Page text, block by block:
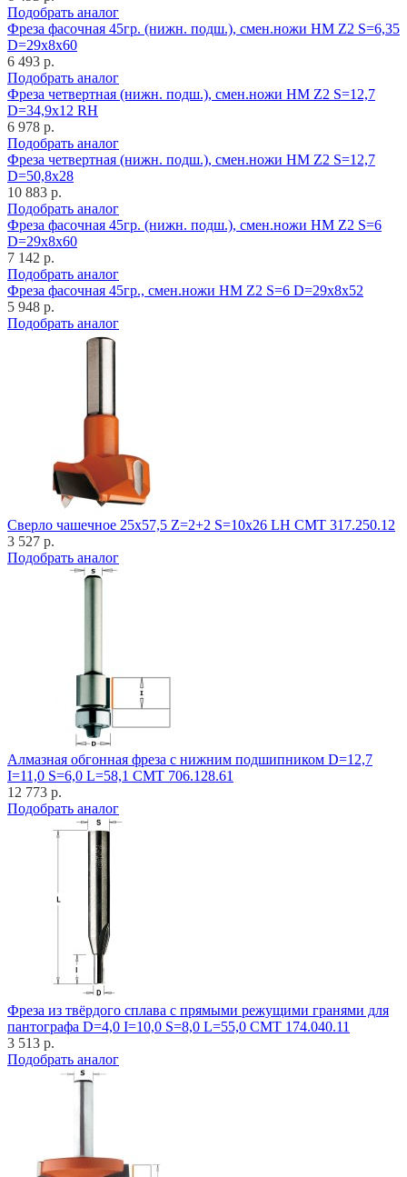
Подобрать аналог
Фреза фасочная 45гр. (нижн. подш.), смен.ножи HM Z2 S=6,35
D=29x8x60
6 493 р.
Подобрать аналог
Фреза четвертная (нижн. подш.), смен.ножи HM Z2 S=12,7
D=34,9x12 RH
6 978 р.
Подобрать аналог
Фреза четвертная (нижн. подш.), смен.ножи HM Z2 S=12,7
D=50,8x28
10 883 р.
Подобрать аналог
Фреза фасочная 45гр. (нижн. подш.), смен.ножи HM Z2 S=6
D=29x8x60
7 142 р.
Подобрать аналог
Фреза фасочная 45гр., смен.ножи HM Z2 S=6 D=29x8x52
5 948 р.
Подобрать аналог
Cверло чашечное 25x57,5 Z=2+2 S=10x26 LH CMT 317.250.12
3 527 р.
Подобрать аналог
Алмазная обгонная фреза с нижним подшипником D=12,7
I=11,0 S=6,0 L=58,1 CMT 706.128.61
12 773 р.
Подобрать аналог
Фреза из твёрдого сплава с прямыми режущими гранями для
пантографа D=4,0 I=10,0 S=8,0 L=55,0 CMT 174.040.11
3 513 р.
Подобрать аналог